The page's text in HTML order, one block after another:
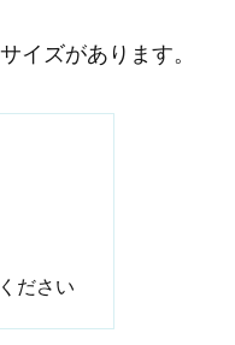
イズがあります。
ださい